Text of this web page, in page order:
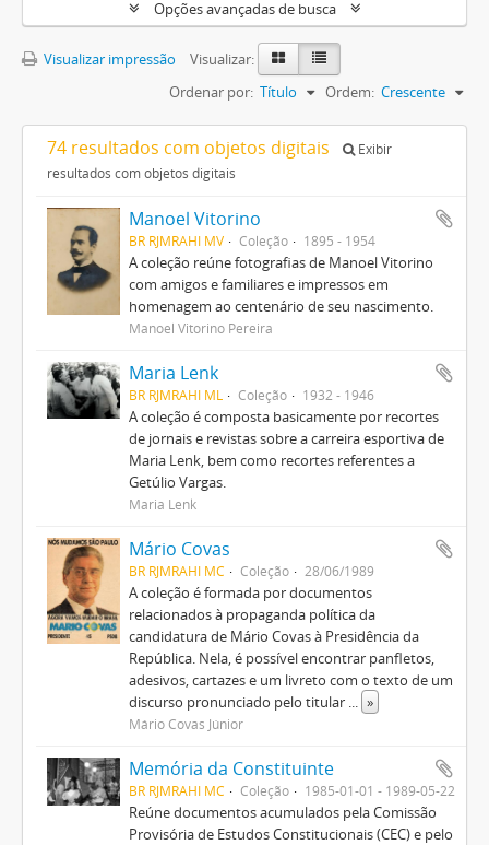
Opções avançadas de busca
Visualizar impressão
Visualizar:
Ordenar por: Título Ordem: Crescente
74 resultados com objetos digitais
Exibir
resultados com objetos digitais
Manoel Vitorino
BR RJMRAHI MV Coleção 1895 - 1954
A coleção reúne fotografias de Manoel Vitorino
com amigos e familiares e impressos em
homenagem ao centenário de seu nascimento.
Manoel Vitorino Pereira
Maria Lenk
BR RJMRAHI ML Coleção 1932 - 1946
A coleção é composta basicamente por recortes
de jornais e revistas sobre a carreira esportiva de
Maria Lenk, bem como recortes referentes a
Getúlio Vargas.
Maria Lenk
Mário Covas
BR RJMRAHI MC Coleção 28/06/1989
A coleção é formada por documentos
relacionados à propaganda política da
candidatura de Mário Covas à Presidência da
República. Nela, é possível encontrar panfletos,
adesivos, cartazes e um livreto com o texto de um
discurso pronunciado pelo titular ... »
Mário Covas Júnior
Memória da Constituinte
BR RJMRAHI MC Coleção 1985-01-01 - 1989-05-22
Reúne documentos acumulados pela Comissão
Provisória de Estudos Constitucionais (CEC) e pelo